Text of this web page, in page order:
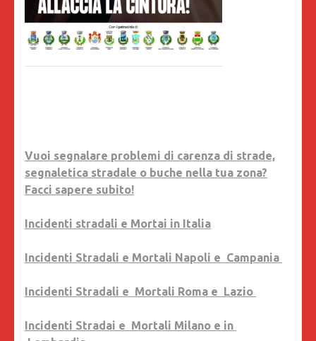
Vuoi segnalare problemi di carenza di strade,
segnaletica stradale o buche nella tua zona?
Facci sapere subito!
Incidenti stradali e Mortai in Italia
Incidenti Stradali e Mortali Napoli e Campania
Incidenti Stradali e Mortali Roma e Lazio
Incidenti Stradai e Mortali Milano e in